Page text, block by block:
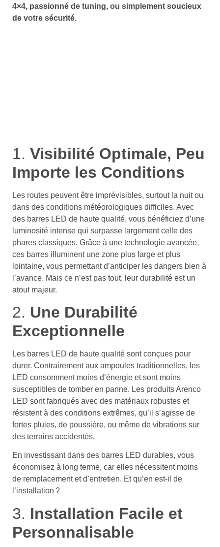
4×4, passionné de tuning, ou simplement soucieux
de votre sécurité.
1. Visibilité Optimale, Peu
Importe les Conditions
Les routes peuvent être imprévisibles, surtout la nuit ou
dans des conditions météorologiques difficiles. Avec
des barres LED de haute qualité, vous bénéficiez d’une
luminosité intense qui surpasse largement celle des
phares classiques. Grâce à une technologie avancée,
ces barres illuminent une zone plus large et plus
lointaine, vous permettant d’anticiper les dangers bien à
l’avance. Mais ce n’est pas tout, leur durabilité est un
atout majeur.
2. Une Durabilité
Exceptionnelle
Les barres LED de haute qualité sont conçues pour
durer. Contrairement aux ampoules traditionnelles, les
LED consomment moins d’énergie et sont moins
susceptibles de tomber en panne. Les produits Arenco
LED sont fabriqués avec des matériaux robustes et
résistent à des conditions extrêmes, qu’il s’agisse de
fortes pluies, de poussière, ou même de vibrations sur
des terrains accidentés.
En investissant dans des barres LED durables, vous
économisez à long terme, car elles nécessitent moins
de remplacement et d’entretien. Et qu’en est-il de
l’installation ?
3. Installation Facile et
Personnalisable